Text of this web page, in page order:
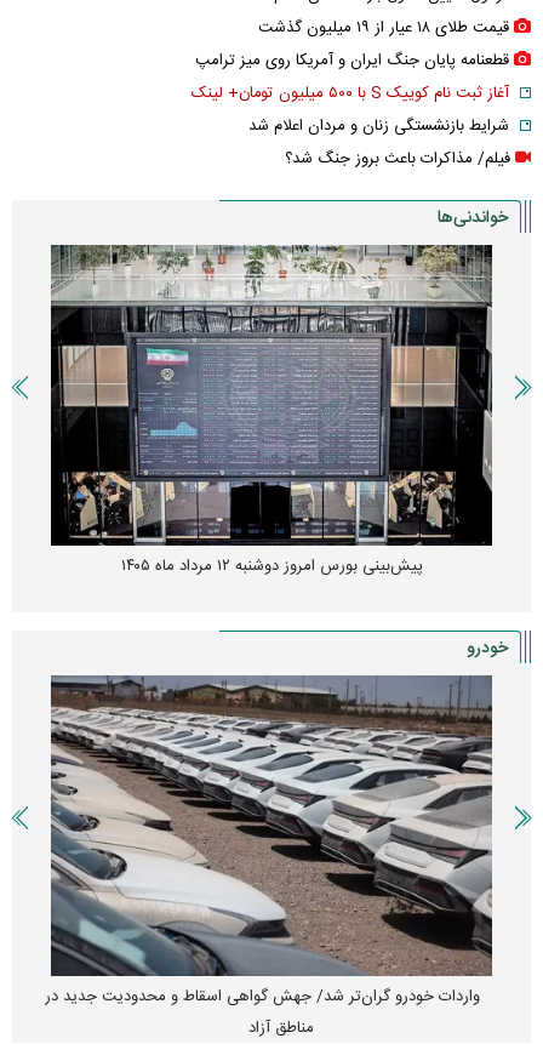
قیمت طلای ۱۸ عیار از ۱۹ میلیون گذشت
قطعنامه پایان جنگ ایران و آمریکا روی میز ترامپ
آغاز ثبت نام کوییک S با ۵۰۰ میلیون تومان+ لینک
شرایط بازنشستگی زنان و مردان اعلام شد
فیلم/ مذاکرات باعث بروز جنگ شد؟
خواندنی‌ها
پیش‌بینی بورس امروز دوشنبه ۱۲ مرداد ماه ۱۴۰۵
خودرو
واردات خودرو گران‌تر شد/ جهش گواهی اسقاط و محدودیت جدید در
مناطق آزاد